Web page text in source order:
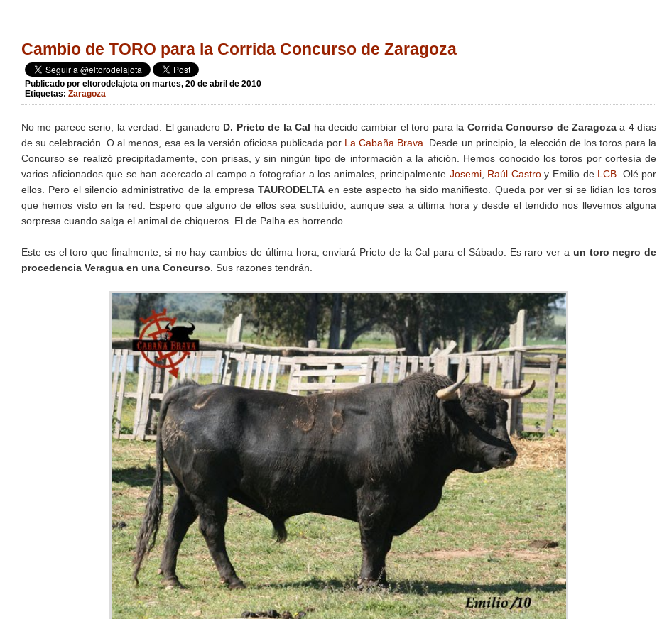
Cambio de TORO para la Corrida Concurso de Zaragoza
Publicado por eltorodelajota on martes, 20 de abril de 2010
Etiquetas: Zaragoza
No me parece serio, la verdad. El ganadero D. Prieto de la Cal ha decido cambiar el toro para la Corrida Concurso de Zaragozaa 4 días
de su celebración. O al menos, esa es la versión oficiosa publicada por La Cabaña Brava . Desde un principio, la elección de los toros para la
Concurso se realizó precipitadamente, con prisas, y sin ningún tipo de información a la afición. Hemos conocido los toros por cortesía de
varios aficionados que se han acercado al campo a fotografiar a los animales, principalmente Josemi, Raúl Castroy Emilio de LCB . Olé por
ellos. Pero el silencio administrativo de la empresa TAURODELTAen este aspecto ha sido manifiesto. Queda por ver si se lidian los toros
que hemos visto en la red. Espero que alguno de ellos sea sustituído, aunque sea a última hora y desde el tendido nos llevemos alguna
sorpresa cuando salga el animal de chiqueros. El de Palha es horrendo.
Este es el toro que finalmente, si no hay cambios de última hora, enviará Prieto de la Cal para el Sábado. Es raro ver a un toro negro de
procedencia Veragua en una Concurso . Sus razones tendrán.